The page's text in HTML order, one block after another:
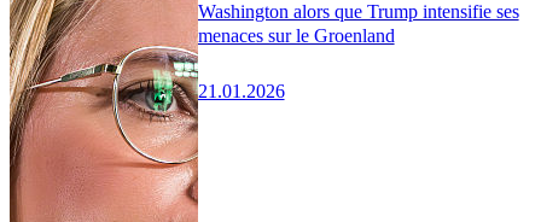
Washington alors que Trump intensifie ses
menaces sur le Groenland
21.01.2026